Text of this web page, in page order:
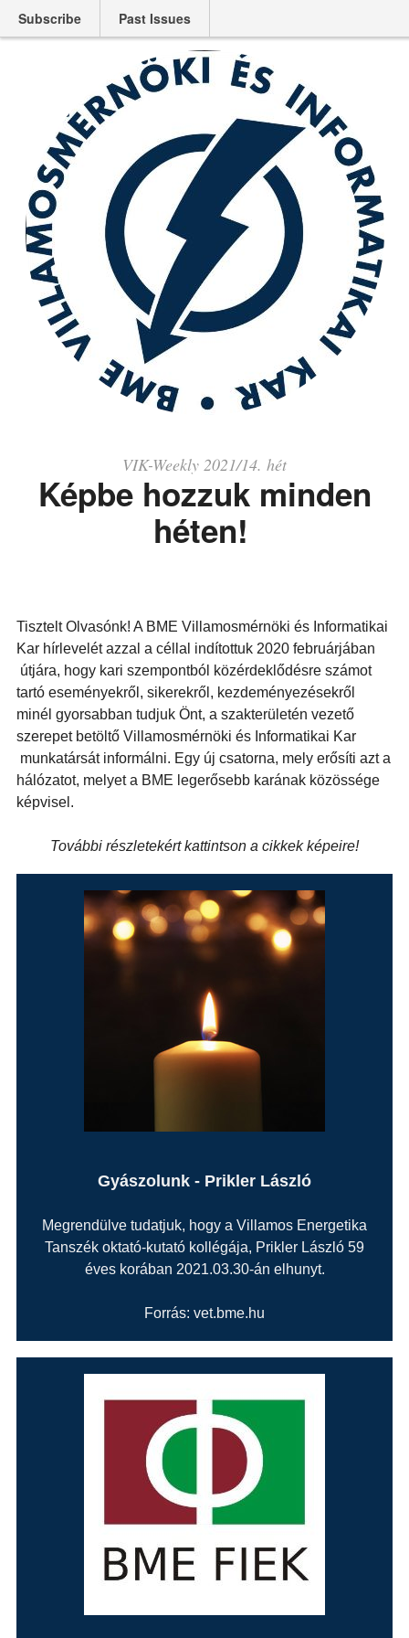
Subscribe Past Issues
VIK-Weekly 2021/14. hét
Képbe hozzuk minden
héten!
Tisztelt Olvasónk! A BME Villamosmérnöki és Informatikai
Kar hírlevelét azzal a céllal indítottuk 2020 februárjában
útjára, hogy kari szempontból közérdeklődésre számot
tartó eseményekről, sikerekről, kezdeményezésekről
minél gyorsabban tudjuk Önt, a szakterületén vezető
szerepet betöltő Villamosmérnöki és Informatikai Kar
munkatársát informálni. Egy új csatorna, mely erősíti azt a
hálózatot, melyet a BME legerősebb karának közössége
képvisel.
További részletekért kattintson a cikkek képeire!
Gyászolunk - Prikler László
Megrendülve tudatjuk, hogy a Villamos Energetika
Tanszék oktató-kutató kollégája, Prikler László 59
éves korában 2021.03.30-án elhunyt.
Forrás: vet.bme.hu